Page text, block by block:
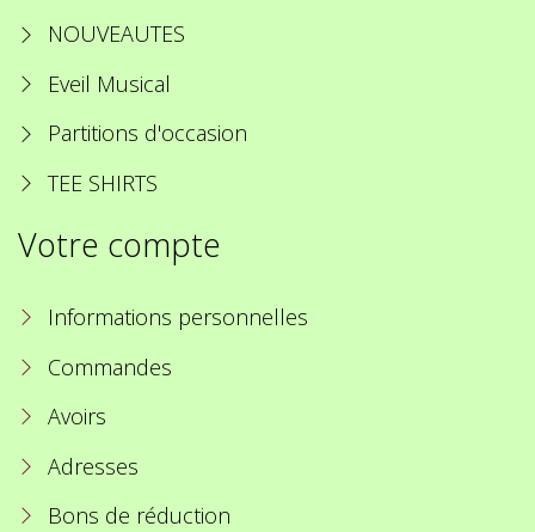
NOUVEAUTES
Eveil Musical
Partitions d'occasion
TEE SHIRTS
Votre compte
Informations personnelles
Commandes
Avoirs
Adresses
Bons de réduction